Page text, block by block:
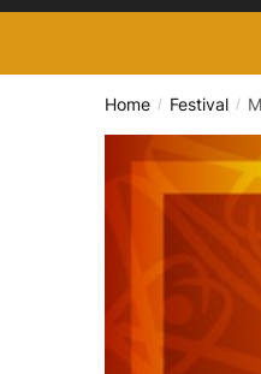
Home / Festival /